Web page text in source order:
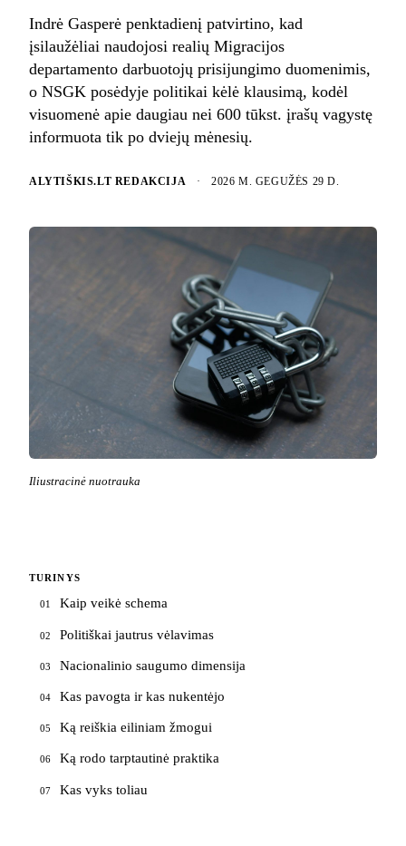
Indrė Gasperė penktadienį patvirtino, kad
įsilaužėliai naudojosi realių Migracijos
departamento darbuotojų prisijungimo duomenimis,
o NSGK posėdyje politikai kėlė klausimą, kodėl
visuomenė apie daugiau nei 600 tūkst. įrašų vagystę
informuota tik po dviejų mėnesių.
ALYTIŠKIS.LT REDAKCIJA · 2026 M. GEGUŽĖS 29 D.
Iliustracinė nuotrauka
TURINYS
01 Kaip veikė schema
02 Politiškai jautrus vėlavimas
03 Nacionalinio saugumo dimensija
04 Kas pavogta ir kas nukentėjo
05 Ką reiškia eiliniam žmogui
06 Ką rodo tarptautinė praktika
07 Kas vyks toliau